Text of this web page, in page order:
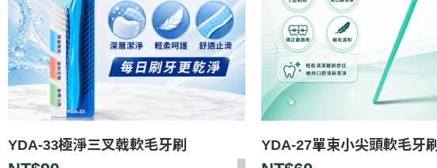
YDA-33極淨三叉戟軟毛牙刷 YDA-27單束小尖頭軟毛牙刷